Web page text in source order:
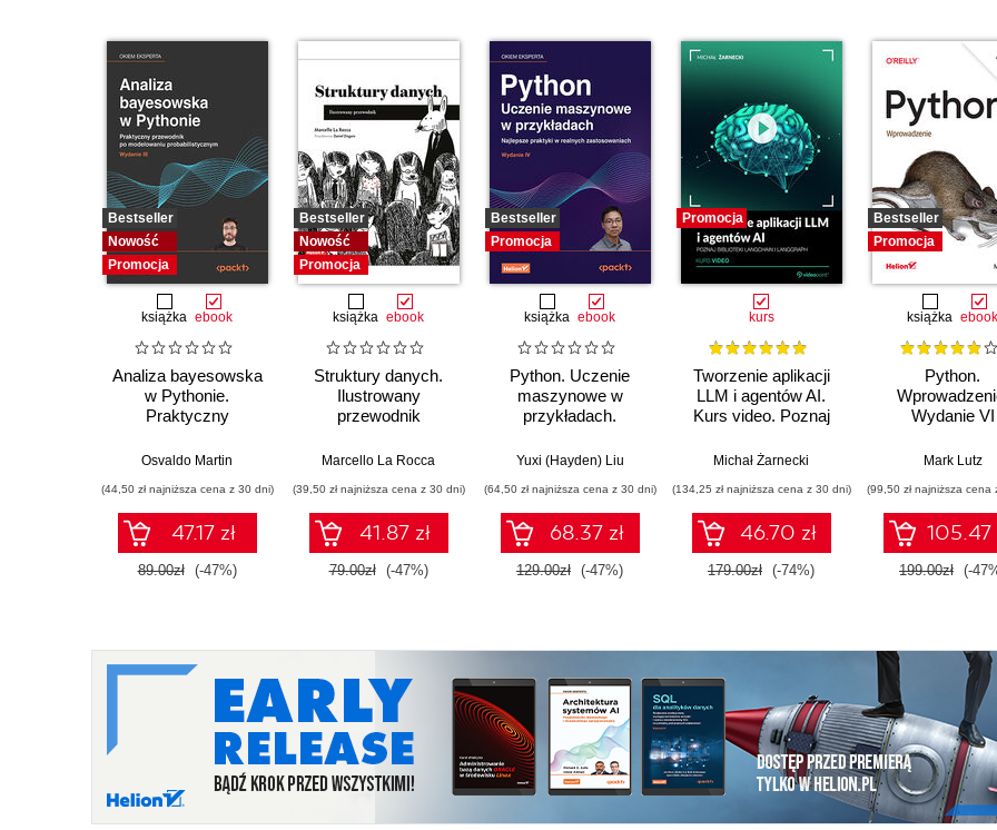
Bestseller
Nowość
Promocja
książka ebook
Analiza bayesowska
w Pythonie.
Praktyczny
modelowaniu
Wydanie III
Osvaldo Martin
(44,50 zł najniższa cena z 30 dni)
47.17 zł
89.00zł (-47%)
Bestseller
Nowość
Promocja
książka ebook
Struktury danych.
Ilustrowany
przewodnik
Marcello La Rocca
(39,50 zł najniższa cena z 30 dni)
41.87 zł
79.00zł (-47%)
Bestseller
Promocja
książka ebook
Python. Uczenie
maszynowe w
przykładach.
realnych
Wydanie IV
Yuxi (Hayden) Liu
(64,50 zł najniższa cena z 30 dni)
68.37 zł
129.00zł (-47%)
Promocja
kurs
Tworzenie aplikacji
LLM i agentów AI.
Kurs video. Poznaj
LangGraph
Michał Żarnecki
(134,25 zł najniższa cena z 30 dni)
46.70 zł
179.00zł (-74%)
Bestseller
Promocja
książka ebook
Python.
Wydanie VI
Mark Lutz
(99,50 zł najniższa cena
105.47
199.00zł (-